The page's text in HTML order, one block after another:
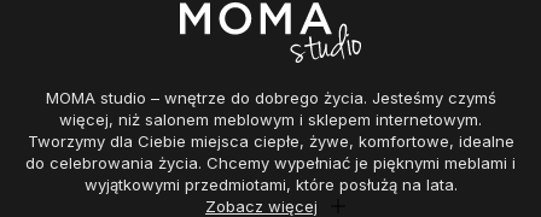
MOMA studio – wnętrze do dobrego życia. Jesteśmy czymś
więcej, niż salonem meblowym i sklepem internetowym.
Tworzymy dla Ciebie miejsca ciepłe, żywe, komfortowe, idealne
do celebrowania życia. Chcemy wypełniać je pięknymi meblami i
wyjątkowymi przedmiotami, które posłużą na lata.
Zobacz więcej